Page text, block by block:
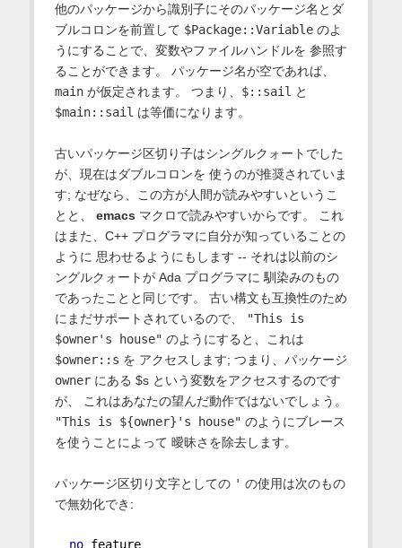
他のパッケージから識別子にそのパッケージ名とダ
ブルコロンを前置して $Package::Variableのよ
うにすることで、変数やファイルハンドルを 参照す
ることができます。 パッケージ名が空であれば、
mainが仮定されます。 つまり、 $::sail と
$main::sail は等価になります。
古いパッケージ区切り子はシングルクォートでした
が、現在はダブルコロンを 使うのが推奨されていま
す; なぜなら、この方が人間が読みやすいというこ
とと、 emacs マクロで読みやすいからです。 これ
はまた、C++ プログラマに自分が知っていることの
ように 思わせるようにもします -- それは以前のシ
ングルクォートが Ada プログラマに 馴染みのもの
であったことと同じです。 古い構文も互換性のため
にまだサポートされているので、
"This is
$owner's house" のようにすると、これは
$owner::s を アクセスします; つまり、パッケージ
ownerにある $s という変数をアクセスするのです
が、 これはあなたの望んだ動作ではないでしょう。
"This is ${owner}'s house" のようにブレース
を使うことによって 曖昧さを除去します。
パッケージ区切り文字としての ' の使用は次のもの
で無効化でき:
no
feature